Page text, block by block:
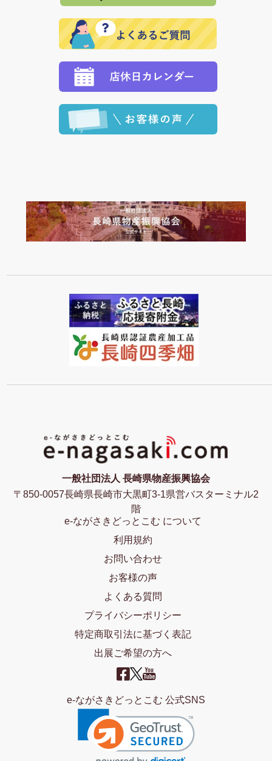
で、 それぞれ個別に送料が必要になります。
願いいたします。
※「クレジットカード」「PayPay」「楽天ペイ」を指
定された場合は、準備出来次第の便にてお送りいたし
ます。 （到着日指定をされている場合は、ご指定の日
程に合わせてお届けいたします。）
一般社団法人 長崎県物産振興協会
〒850-0057長崎県長崎市大黒町3-1県営バスターミナル2
階
e-ながさきどっとこむ について
利用規約
お問い合わせ
お客様の声
よくある質問
プライバシーポリシー
特定商取引法に基づく表記
出展ご希望の方へ
e-ながさきどっとこむ 公式SNS